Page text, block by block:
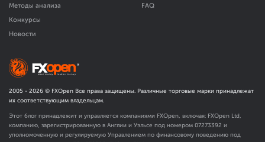
Методы анализа
Конкурсы
Новости
FAQ
2005 - 2026 © FXOpen Все права защищены. Различные торговые марки принадлежат
их соответствующим владельцам.
Этот блог принадлежит и управляется компаниями FXOpen, включая: FXOpen Ltd,
компанию, зарегистрированную в Англии и Уэльсе под номером 07273392 и
уполномоченную и регулируемую Управлением по финансовому поведению под